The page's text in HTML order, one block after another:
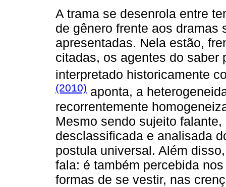
A trama se desenrola entre
de gênero frente aos
apresentadas. Nela estão,
citadas, os agentes do
interpretado historicamente
(2010) aponta, a
recorrentemente
Mesmo sendo sujeito
desclassificada e analisada
postula universal. Além
fala: é também percebida
formas de se vestir, nas